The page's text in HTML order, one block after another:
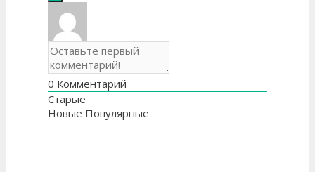
0 Комментарий
Старые
Новые Популярные